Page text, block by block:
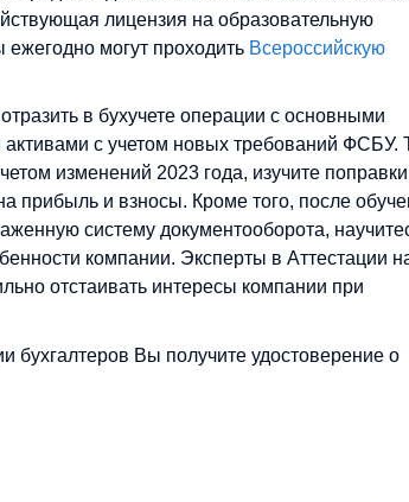
лицензия на образовательную
могут проходить Всероссийскую
в бухучете операции с основными
с учетом новых требований ФСБУ.
изменений 2023 года, изучите
прибыль и взносы. Кроме того, после
систему документооборота,
компании. Эксперты в Аттестации
отстаивать интересы компании при
бухгалтеров Вы получите удостоверение о